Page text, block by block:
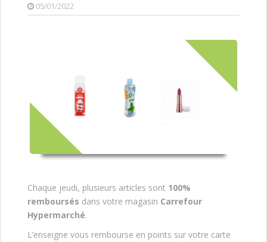
05/01/2022
Chaque jeudi, plusieurs articles sont 100%
remboursés dans votre magasin Carrefour
Hypermarché.
L’enseigne vous rembourse en points sur votre carte